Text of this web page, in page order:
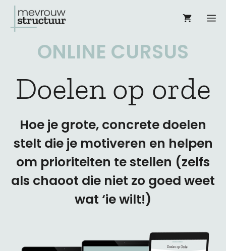
naar
ONLINE CURSUS
Doelen op orde
Hoe je grote, concrete doelen
stelt die je motiveren en helpen
om prioriteiten te stellen (zelfs
als chaoot die niet zo goed weet
wat ‘ie wilt!)